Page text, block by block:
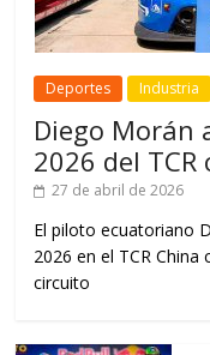
Deportes Industria
Diego Morán
2026 del
27 de abril de 2026
El piloto ecuatoriano
2026 en el TCR
circuito